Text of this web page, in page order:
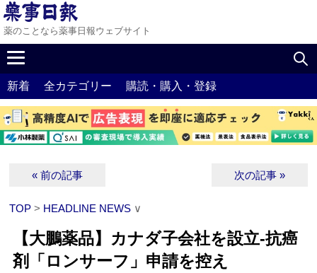
薬のことなら薬事日報ウェブサイト
新着 全カテゴリー 購読・購入・登録
« 前の記事 次の記事 »
TOP > HEADLINE NEWS ∨
【大鵬薬品】カナダ子会社を設立‐抗癌
剤「ロンサーフ」申請を控え